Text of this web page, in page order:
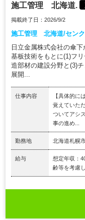
施工管理 北海道.
掲載終了日：2026/9/2
施工管理 北海道/セン
日立金属株式会社の傘
基板技術をもとに(1)フ
造部材の建設分野と(3)
展開...
仕事内容
【具体的に
覚えていた
ついてアシ
事の進め...
勤務地 北海道札幌
給与
想定年収：
齢等を考慮